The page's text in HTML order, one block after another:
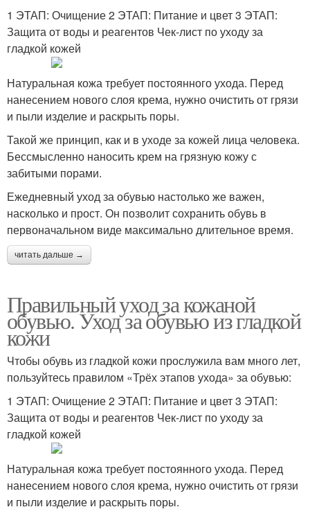
1 ЭТАП: Очищение 2 ЭТАП: Питание и цвет 3 ЭТАП:
Защита от воды и реагентов Чек-лист по уходу за
гладкой кожей
Натуральная кожа требует постоянного ухода. Перед
нанесением нового слоя крема, нужно очистить от грязи
и пыли изделие и раскрыть поры.
Такой же принцип, как и в уходе за кожей лица человека.
Бессмысленно наносить крем на грязную кожу с
забитыми порами.
Ежедневный уход за обувью настолько же важен,
насколько и прост. Он позволит сохранить обувь в
первоначальном виде максимально длительное время.
читать дальше →
Правильный уход за кожаной
обувью. Уход за обувью из гладкой
кожи
Чтобы обувь из гладкой кожи прослужила вам много лет,
пользуйтесь правилом «Трёх этапов ухода» за обувью:
1 ЭТАП: Очищение 2 ЭТАП: Питание и цвет 3 ЭТАП:
Защита от воды и реагентов Чек-лист по уходу за
гладкой кожей
Натуральная кожа требует постоянного ухода. Перед
нанесением нового слоя крема, нужно очистить от грязи
и пыли изделие и раскрыть поры.